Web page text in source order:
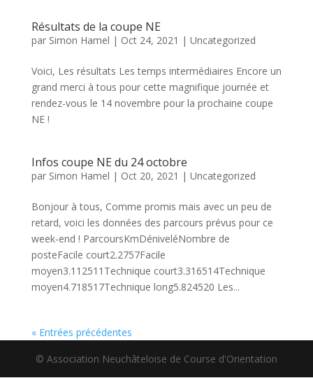
Résultats de la coupe NE
par Simon Hamel | Oct 24, 2021 | Uncategorized
Voici, Les résultats Les temps intermédiaires Encore un
grand merci à tous pour cette magnifique journée et
rendez-vous le 14 novembre pour la prochaine coupe
NE !
Infos coupe NE du 24 octobre
par Simon Hamel | Oct 20, 2021 | Uncategorized
Bonjour à tous, Comme promis mais avec un peu de
retard, voici les données des parcours prévus pour ce
week-end ! ParcoursKmDéniveléNombre de
posteFacile court2.2757Facile
moyen3.112511Technique court3.316514Technique
moyen4.718517Technique long5.824520 Les...
« Entrées précédentes
© Association Neuchâteloise de Course d'Orientation